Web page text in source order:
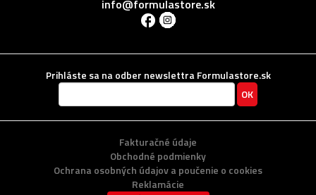
info@formulastore.sk
Prihláste sa na odber newslettra Formulastore.sk
Fakturačné údaje
Obchodné podmienky
Ochrana osobných údajov a poučenie o cookies
Reklamácie